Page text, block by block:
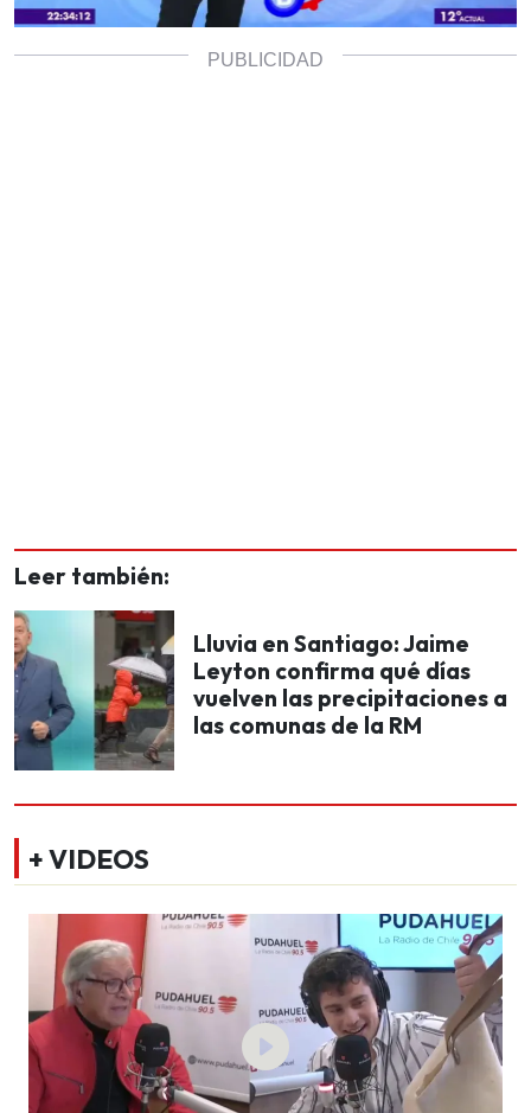
Leer también:
Lluvia en Santiago: Jaime
Leyton confirma qué días
vuelven las precipitaciones a
las comunas de la RM
+ VIDEOS